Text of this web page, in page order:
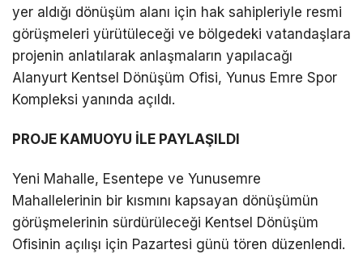
yer aldığı dönüşüm alanı için hak sahipleriyle resmi
görüşmeleri yürütüleceği ve bölgedeki vatandaşlara
projenin anlatılarak anlaşmaların yapılacağı
Alanyurt Kentsel Dönüşüm Ofisi, Yunus Emre Spor
Kompleksi yanında açıldı.
PROJE KAMUOYU İLE PAYLAŞILDI
Yeni Mahalle, Esentepe ve Yunusemre
Mahallelerinin bir kısmını kapsayan dönüşümün
görüşmelerinin sürdürüleceği Kentsel Dönüşüm
Ofisinin açılışı için Pazartesi günü tören düzenlendi.